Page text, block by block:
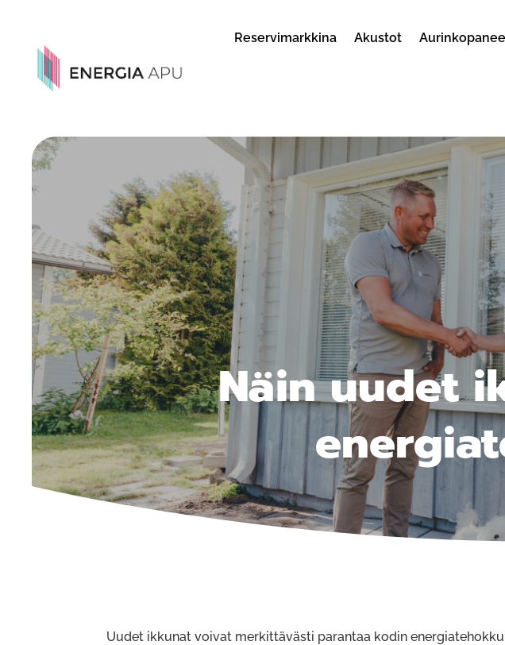
Reservimarkkina Akustot
Näin uudet
Uudet ikkunat voivat merkittävästi parantaa kodin